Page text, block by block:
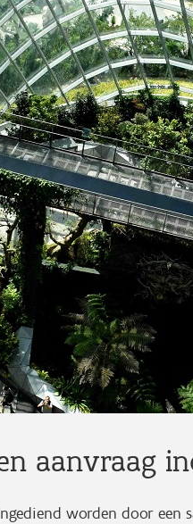
aanvraag
worden door